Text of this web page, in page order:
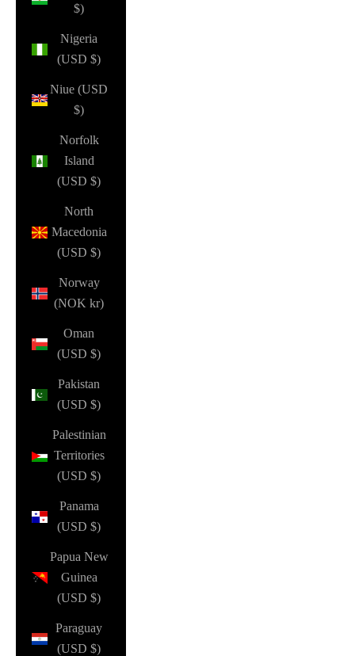
$)
Nigeria
(USD $)
Niue (USD
$)
Norfolk
Island
(USD $)
North
Macedonia
(USD $)
Norway
(NOK kr)
Oman
(USD $)
Pakistan
(USD $)
Palestinian
Territories
(USD $)
Panama
(USD $)
Papua New
Guinea
(USD $)
Paraguay
(USD $)